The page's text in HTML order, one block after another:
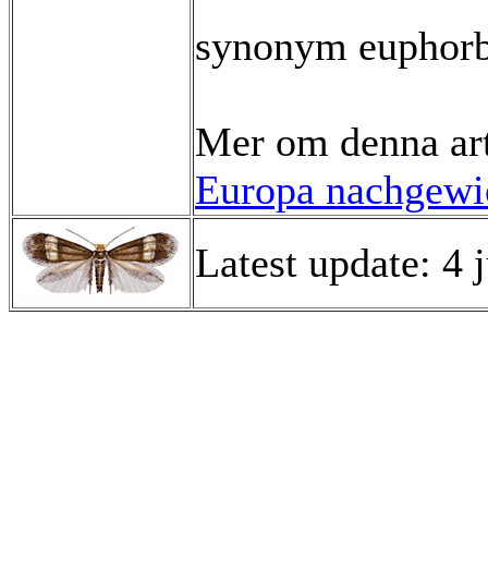
synonym
Mer om denna
Europa
Latest update: 4